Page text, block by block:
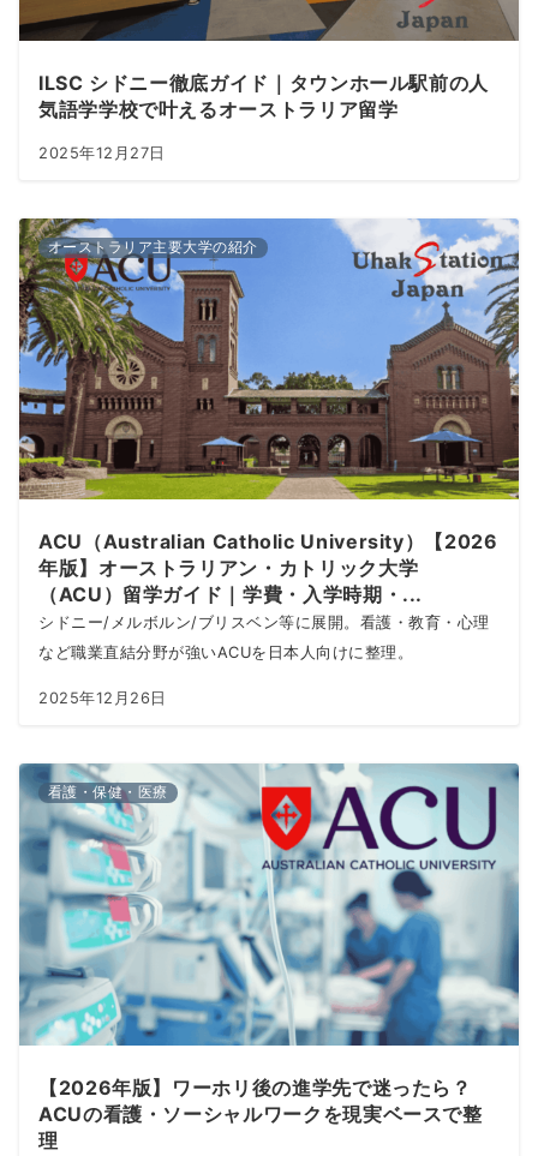
ILSC シドニー徹底ガイド｜タウンホール駅前の人
気語学学校で叶えるオーストラリア留学
2025年12月27日
オーストラリア主要大学の紹介
ACU（Australian Catholic University）【2026
年版】オーストラリアン・カトリック大学
（ACU）留学ガイド｜学費・入学時期・...
シドニー/メルボルン/ブリスベン等に展開。看護・教育・心理
など職業直結分野が強いACUを日本人向けに整理。
2025年12月26日
看護・保健・医療
【2026年版】ワーホリ後の進学先で迷ったら？
ACUの看護・ソーシャルワークを現実ベースで整
理